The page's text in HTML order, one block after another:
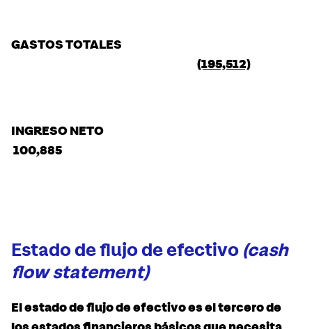
GASTOS TOTALES
(195,512)
INGRESO NETO
100,885
Estado de flujo de efectivo (cash
flow statement)
El estado de flujo de efectivo es el tercero de